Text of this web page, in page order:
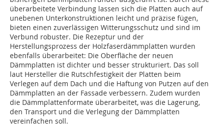
überarbeitete Verbindung lassen sich die Platten auch auf
unebenen Unterkonstruktionen leicht und präzise fügen,
bieten einen zuverlässigen Witterungsschutz und sind im
Verbund robuster. Die Rezeptur und der
Herstellungsprozess der Holzfaserdämmplatten wurden
ebenfalls überarbeitet: Die Oberfläche der ­neuen
Dämmplatten ist dichter und besser strukturiert. Das soll
laut Hersteller die Rutschfestigkeit der Platten beim
Verlegen auf dem Dach und die Haftung von Putzen auf den
Dämmplatten an der Fassade verbessern. Zudem wurden
die Dämmplattenformate überarbeitet, was die Lagerung,
den Transport und die Verlegung der Dämmplatten
vereinfachen soll.